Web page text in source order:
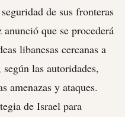
de sus fronteras
que se procederá
libanesas cercanas a
las autoridades,
amenazas y ataques.
de Israel para